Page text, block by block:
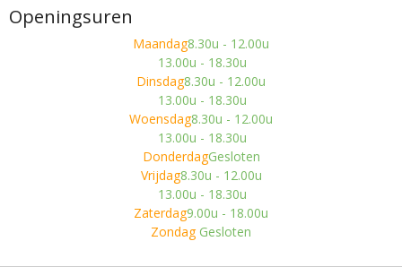
Openingsuren
Maandag8.30u - 12.00u
13.00u - 18.30u
Dinsdag8.30u - 12.00u
13.00u - 18.30u
Woensdag8.30u - 12.00u
13.00u - 18.30u
DonderdagGesloten
Vrijdag8.30u - 12.00u
13.00u - 18.30u
Zaterdag9.00u - 18.00u
Zondag Gesloten